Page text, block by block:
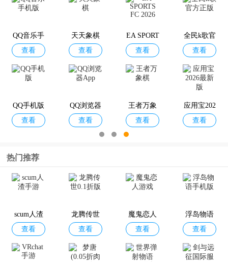
洛克王国
方舟生存
版
地下城与
查看
幻塔官服
黎明觉醒
正版
奶块手游
纪念碑谷
归龙潮
查看
QQ音乐手
机版
查看
天天象棋
查看
EA SPORT
S FC 2026
查看
全民k歌官
方正版
查看
QQ手机版
查看
QQ浏览器
App
查看
王者万象
棋
查看
应用宝202
6最新版
查看
热门推荐
scum人渣
手游
查看
龙腾传世
0.1折版
查看
魔鬼恋人
游戏
查看
浮岛物语
手机版
查看